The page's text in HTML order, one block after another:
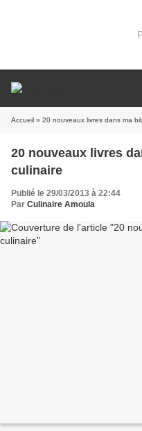
Accueil » 20 nouveaux livres dans ma
20 nouveaux livres
culinaire
Publié le 29/03/2013 à 22:44
Par Culinaire Amoula